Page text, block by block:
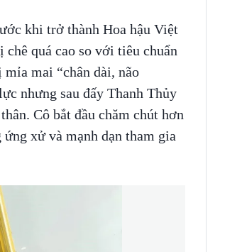
khi trở thành Hoa hậu Việt
quá cao so với tiêu chuẩn
mai “chân dài, não
nhưng sau đấy Thanh Thủy
Cô bắt đầu chăm chút hơn
xử và mạnh dạn tham gia